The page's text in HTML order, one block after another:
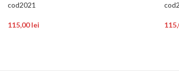
cod2021
115,00lei